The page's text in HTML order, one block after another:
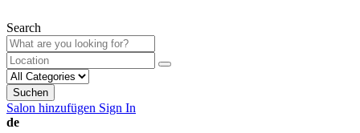
Search
Suchen
Salon hinzufügen Sign In
de